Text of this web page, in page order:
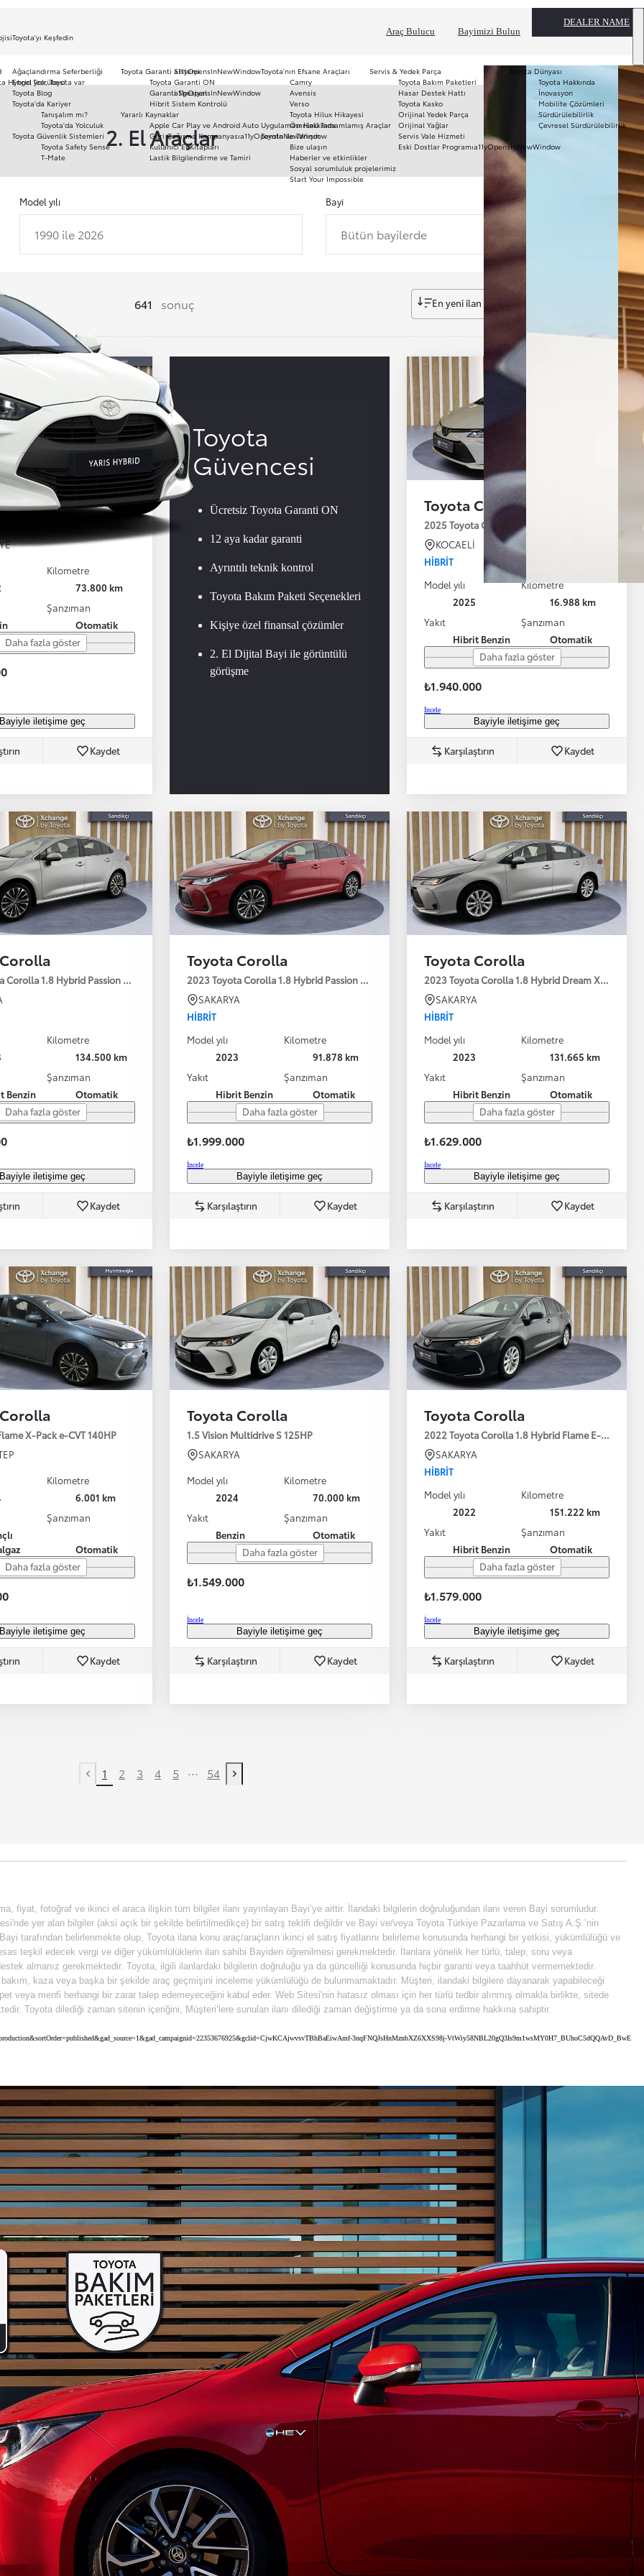
Araç Bulucu Bayimizi Bulun
DEALER NAME
Bayinizle görüntülü görüşün
Toyota kirala: Rent a Toyota
Toyota Garanti Sistemi
Toyota Garanti ON
Garanti Spesiyal
Hibrit Sistem Kontrolü
Yararlı Kaynaklar
Apple Car Play ve Android Auto Uygulaması Hakkında
Geri Çağırma Kampanyasıa11yOpensInNewWindow
Kullanıcı El Kitapları
Lastik Bilgilendirme ve Tamiri
Servis & Yedek Parça
Toyota Bakım Paketleri
Hasar Destek Hattı
Toyota Kasko
Orijinal Yedek Parça
Orijinal Yağlar
Servis Vale Hizmeti
Eski Dostlar Programıa11yOpensInNewWindow
Hybrid Tecrübesi
Toyota'yı Keşfedin
Ağaçlandırma Seferberliği
a11yOpensInNewWindow
Engel yok, Toyota var
Toyota Blog
a11yOpensInNewWindow
Toyota'da Kariyer
Tanışalım mı?
Toyota'da Yolculuk
Toyota Güvenlik Sistemleri
Toyota Safety Sense
T-Mate
Toyota'nın Efsane Araçları
Camry
Avensis
Verso
Toyota Hilux Hikayesi
Ömrünü Tamamlamış Araçlar
Toyota ile Tanışın
Bize ulaşın
Haberler ve etkinlikler
Sosyal sorumluluk projelerimiz
Start Your Impossible
Toyota Dünyası
Toyota Hakkında
İnovasyon
Mobilite Çözümleri
Sürdürülebilirlik
Çevresel Sürdürülebilirlik
2. El Araçlar
Model yılı
1990 ile 2026
Bayi
Bütün bayilerde
641 sonuç En yeni ilan
Corolla 1.5 Vision Multidrive S 123HP
Kilometre
73.800 km
Şanzıman
Otomatik
Daha fazla göster
Bayiyle iletişime geç
Kaydet
Toyota
Güvencesi
Ücretsiz Toyota Garanti ON
12 aya kadar garanti
Ayrıntılı teknik kontrol
Toyota Bakım Paketi Seçenekleri
Kişiye özel finansal çözümler
2. El Dijital Bayi ile görüntülü
görüşme
Toyota Corolla
2025 Toyota Corolla 1.8 Hybrid Dream e-CVT
KOCAELİ
HIBRIT
Model yılı
2025
Kilometre
16.988 km
Yakıt
Hibrit Benzin
Şanzıman
Otomatik
Daha fazla göster
₺1.940.000
İncele
Bayiyle iletişime geç
Karşılaştırın Kaydet
Corolla 1.8 Hybrid Passion X-Pack E-CVT 140HP
Kilometre
134.500 km
Benzin
Şanzıman
Otomatik
Daha fazla göster
Bayiyle iletişime geç
Kaydet
Toyota Corolla
2023 Toyota Corolla 1.8 Hybrid Passion X-Pack E-CVT 140HP
SAKARYA
HIBRIT
Model yılı
2023
Kilometre
91.878 km
Yakıt
Hibrit Benzin
Şanzıman
Otomatik
Daha fazla göster
₺1.999.000
İncele
Bayiyle iletişime geç
Karşılaştırın Kaydet
Toyota Corolla
2023 Toyota Corolla 1.8 Hybrid Dream X-Pack e-
SAKARYA
HIBRIT
Model yılı
2023
Kilometre
131.665 km
Yakıt
Hibrit Benzin
Şanzıman
Otomatik
Daha fazla göster
₺1.629.000
İncele
Bayiyle iletişime geç
Karşılaştırın Kaydet
X-Pack e-CVT 140HP
Kilometre
6.001 km
Şanzıman
Otomatik
Daha fazla göster
Bayiyle iletişime geç
Kaydet
Toyota Corolla
1.5 Vision Multidrive S 125HP
SAKARYA
Model yılı
2024
Kilometre
70.000 km
Yakıt
Benzin
Şanzıman
Otomatik
Daha fazla göster
₺1.549.000
İncele
Bayiyle iletişime geç
Karşılaştırın Kaydet
Toyota Corolla
2022 Toyota Corolla 1.8 Hybrid Flame E-CVT
SAKARYA
HIBRIT
Model yılı
2022
Kilometre
151.222 km
Yakıt
Hibrit Benzin
Şanzıman
Otomatik
Daha fazla göster
₺1.579.000
İncele
Bayiyle iletişime geç
Karşılaştırın Kaydet
Previous page
1 2 3 4 5 ... 54
Next page
fiyat, fotoğraf ve ikinci el araca ilişkin tüm bilgiler ilanı yayınlayan Bayi’ye aittir. İlandaki bilgilerin doğruluğundan ilanı veren Bayi sorumludur.
yer alan bilgiler (aksi açık bir şekilde belirtilmedikçe) bir satış teklifi değildir ve Bayi ve/veya Toyota Türkiye Pazarlama ve Satış A.Ş.’nin
tarafından belirlenmekte olup, Toyota ilana konu araç/araçların ikinci el satış fiyatlarını belirleme konusunda herhangi bir yetkisi, yükümlülüğü ve
teşkil edecek vergi ve diğer yükümlülüklerin ilan sahibi Bayiden öğrenilmesi gerekmektedir. İlanlara yönelik her türlü, talep, soru veya
almanız gerekmektedir. Toyota, ilgili ilanlardaki bilgilerin doğruluğu ya da güncelliği konusunda hiçbir garanti veya taahhüt vermemektedir.
kaza veya başka bir şekilde araç geçmişini inceleme yükümlülüğü de bulunmamaktadır. Müşteri, ilandaki bilgilere dayanarak yapabileceği
veya menfi herhangi bir zarar talep edemeyeceğini kabul eder. Web Sitesi'nin hatasız olması için her türlü tedbir alınmış olmakla birlikte, sitede
Toyota dilediği zaman sitenin içeriğini, Müşteri’lere sunulan ilanı dilediği zaman değiştirme ya da sona erdirme hakkına sahiptir.
3nqFNQJsHnMznbXZ6XXS98j-VtWiy58NBL20gQ3Is9m1wsMY0H7_BUhoC5dQQAvD_BwE